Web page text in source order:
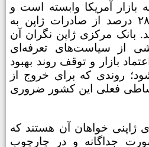
بازار آمریکا وابسته است و
۲۸ درصد از صادرات ژاپن به
بانک مرکزی ژاپن نگران آن
از سیاست‌های تعرفه‌ای
بازار و توقف روند بهبود
روندی که برای خروج از
فعلی این کشور ضروری
ژاپنی خواهان آن هستند که
جداگانه و در چارچوب